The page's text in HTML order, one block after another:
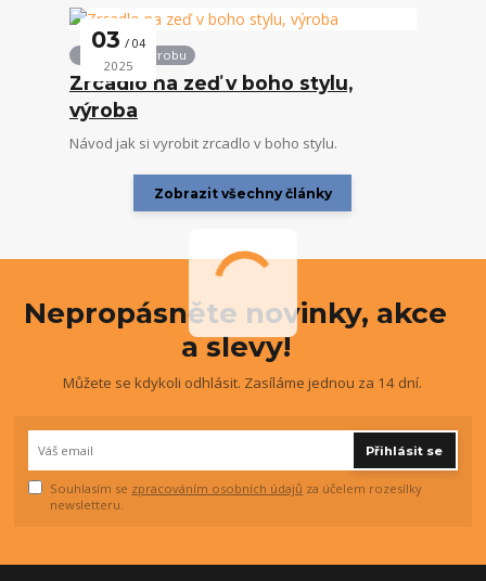
03 04
2025
Návody na výrobu
Zrcadlo na zeď v boho stylu,
výroba
Návod jak si vyrobit zrcadlo v boho stylu.
Zobrazit všechny články
Nepropásněte novinky, akce
a slevy!
Můžete se kdykoli odhlásit. Zasíláme jednou za 14 dní.
Přihlásit se
Souhlasím se zpracováním osobních údajů za účelem rozesílky
newsletteru.